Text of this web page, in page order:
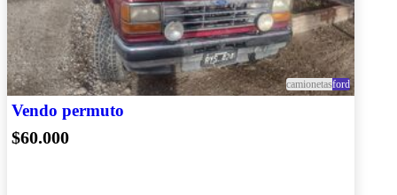
camionetasford
Vendo permuto
$60.000